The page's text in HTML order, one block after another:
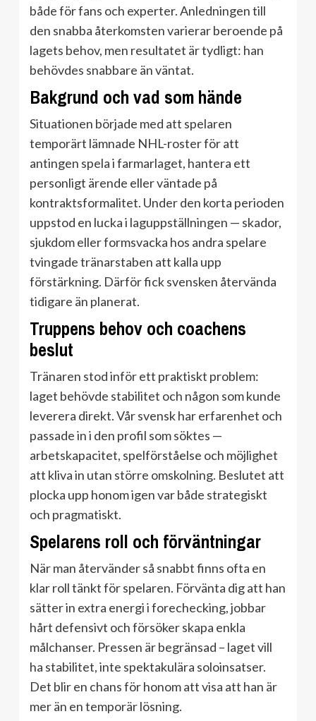
både för fans och experter. Anledningen till
den snabba återkomsten varierar beroende på
lagets behov, men resultatet är tydligt: han
behövdes snabbare än väntat.
Bakgrund och vad som hände
Situationen började med att spelaren
temporärt lämnade NHL-roster för att
antingen spela i farmarlaget, hantera ett
personligt ärende eller väntade på
kontraktsformalitet. Under den korta perioden
uppstod en lucka i laguppställningen — skador,
sjukdom eller formsvacka hos andra spelare
tvingade tränarstaben att kalla upp
förstärkning. Därför fick svensken återvända
tidigare än planerat.
Truppens behov och coachens
beslut
Tränaren stod inför ett praktiskt problem:
laget behövde stabilitet och någon som kunde
leverera direkt. Vår svensk har erfarenhet och
passade in i den profil som söktes —
arbetskapacitet, spelförståelse och möjlighet
att kliva in utan större omskolning. Beslutet att
plocka upp honom igen var både strategiskt
och pragmatiskt.
Spelarens roll och förväntningar
När man återvänder så snabbt finns ofta en
klar roll tänkt för spelaren. Förvänta dig att han
sätter in extra energi i forechecking, jobbar
hårt defensivt och försöker skapa enkla
målchanser. Pressen är begränsad – laget vill
ha stabilitet, inte spektakulära soloinsatser.
Det blir en chans för honom att visa att han är
mer än en temporär lösning.